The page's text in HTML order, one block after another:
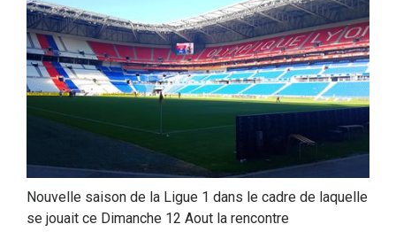
Nouvelle saison de la Ligue 1 dans le cadre de laquelle
se jouait ce Dimanche 12 Aout la rencontre